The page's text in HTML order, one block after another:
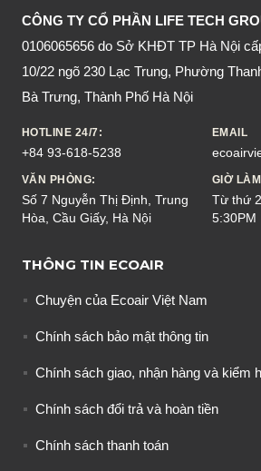
CÔNG TY CỔ PHẦN LIFE TECH
0106065656 do Sở KHĐT TP Hà Nội
10/22 ngõ 230 Lạc Trung, Phường
Bà Trưng, Thành Phố Hà Nội
HOTLINE 24/7:
+84 93-618-5238
EMAIL
VĂN PHÒNG:
Số 7 Nguyễn Thị Định, Trung
Hòa, Cầu Giấy, Hà Nội
GIỜ
Từ thứ
5:30PM
THÔNG TIN ECOAIR
Chuyện của Ecoair Việt Nam
Chính sách bảo mật thông tin
Chính sách giao, nhận hàng và kiểm
Chính sách đổi trả và hoàn tiền
Chính sách thanh toán